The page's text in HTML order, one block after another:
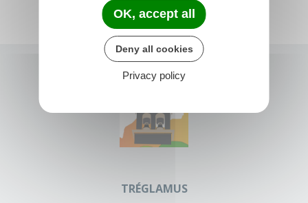
TRÉGLAMUS
OK, accept all
Deny all cookies
Privacy policy